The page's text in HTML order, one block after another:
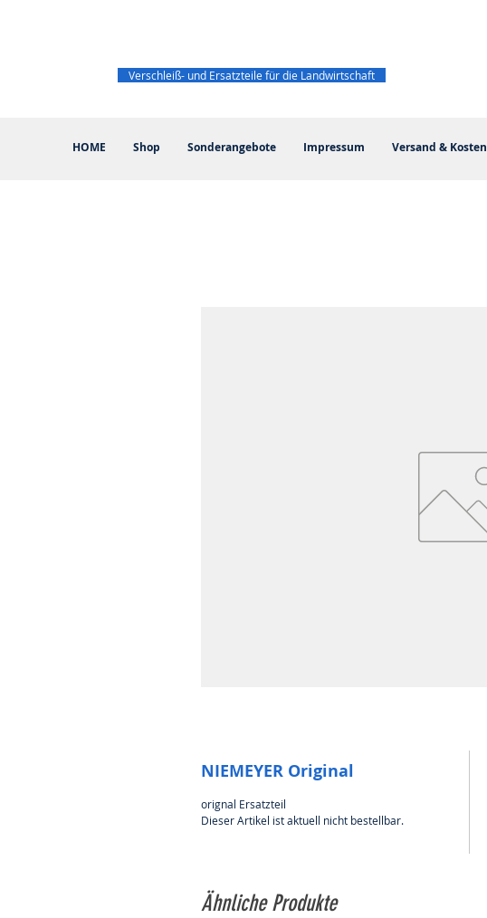
HOME Shop Sonderangebote Impressum Versand & Kosten
Verschleiß- und Ersatzteile für die Landwirtschaft
NIEMEYER Original
orignal Ersatzteil
Dieser Artikel ist aktuell nicht bestellbar.
Ähnliche Produkte